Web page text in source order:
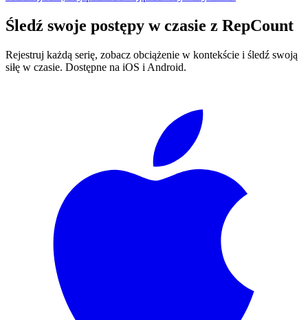
Śledź swoje postępy w czasie z RepCount
Rejestruj każdą serię, zobacz obciążenie w kontekście i śledź swoją
siłę w czasie. Dostępne na iOS i Android.